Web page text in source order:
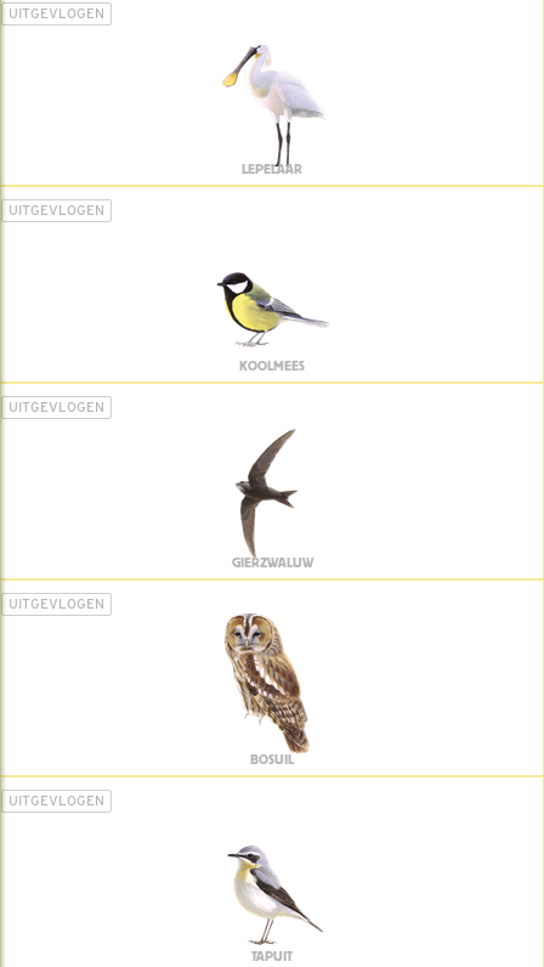
UITGEVLOGEN
LEPELAAR
UITGEVLOGEN
KOOLMEES
UITGEVLOGEN
GIERZWALUW
UITGEVLOGEN
BOSUIL
UITGEVLOGEN
TAPUIT